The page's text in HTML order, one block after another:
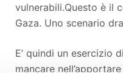
vulnerabili.Questo è il
Gaza. Uno scenario
E’ quindi un esercizio
mancare